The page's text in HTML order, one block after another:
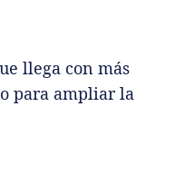
llega con más
para ampliar la